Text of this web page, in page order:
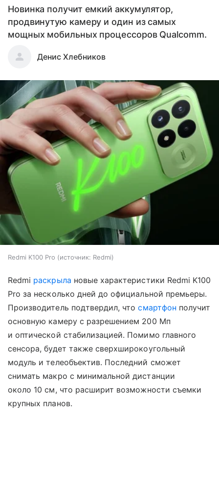
Новинка получит емкий аккумулятор,
продвинутую камеру и один из самых
мощных мобильных процессоров Qualcomm.
Денис Хлебников
Redmi K100 Pro источник: Redmi
Redmi раскрыла новые характеристики Redmi K100
Pro за несколько дней до официальной премьеры.
Производитель подтвердил, чтосмартфон получит
основную камеру с разрешением 200 Мп
и оптической стабилизацией. Помимо главного
сенсора, будет также сверхширокоугольный
модуль и телеобъектив. Последний сможет
снимать макро с минимальной дистанции
около 10 см, что расширит возможности съемки
крупных планов.